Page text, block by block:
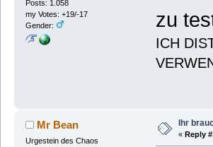
Posts: 1.058
my Votes: +19/-17
Gender:
zu
ICH
Mr Bean
Urgestein des Chaos
Ihr
« Reply